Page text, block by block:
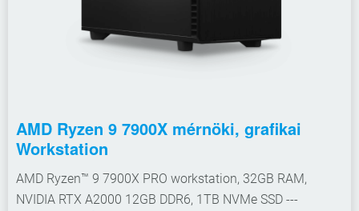
AMD Ryzen 9 7900X mérnöki, grafikai
Workstation
AMD Ryzen™ 9 7900X PRO workstation, 32GB RAM,
NVIDIA RTX A2000 12GB DDR6, 1TB NVMe SSD ---